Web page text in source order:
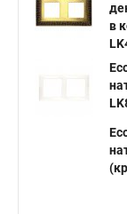
в